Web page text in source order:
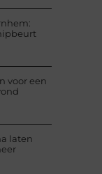
voor een
laten